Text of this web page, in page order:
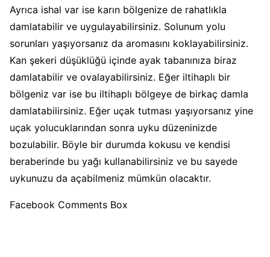
Ayrıca ishal var ise karın bölgenize de rahatlıkla
damlatabilir ve uygulayabilirsiniz. Solunum yolu
sorunları yaşıyorsanız da aromasını koklayabilirsiniz.
Kan şekeri düşüklüğü içinde ayak tabanınıza biraz
damlatabilir ve ovalayabilirsiniz. Eğer iltihaplı bir
bölgeniz var ise bu iltihaplı bölgeye de birkaç damla
damlatabilirsiniz. Eğer uçak tutması yaşıyorsanız yine
uçak yolucuklarından sonra uyku düzeninizde
bozulabilir. Böyle bir durumda kokusu ve kendisi
beraberinde bu yağı kullanabilirsiniz ve bu sayede
uykunuzu da açabilmeniz mümkün olacaktır.
Facebook Comments Box